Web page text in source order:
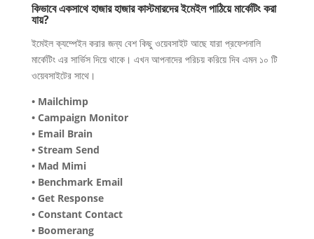
কিভাবে একসাথে হাজার হাজার কাস্টমারদের ইমেইল পাঠিয়ে মার্কেটিং করা
যায়?
ইমেইল ক্যম্পেইন করার জন্য বেশ কিছু ওয়েবসাইট আছে যারা প্রফেশনালি
মার্কেটিং এর সার্ভিস দিয়ে থাকে। এখন আপনাদের পরিচয় করিয়ে দিব এমন ১০ টি
ওয়েবসাইটের সাথে।
• Mailchimp
• Campaign Monitor
• Email Brain
• Stream Send
• Mad Mimi
• Benchmark Email
• Get Response
• Constant Contact
• Boomerang